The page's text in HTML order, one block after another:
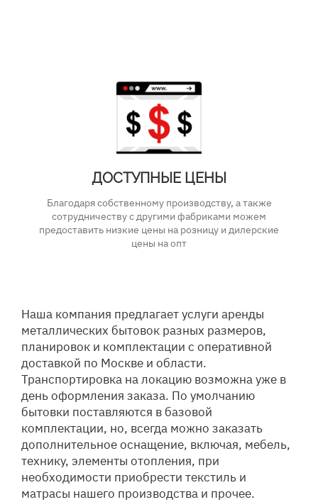
ДОСТУПНЫЕ ЦЕНЫ
Благодаря собственному производству, а также
сотрудничеству с другими фабриками можем
предоставить низкие цены на розницу и дилерские
цены на опт
Наша компания предлагает услуги аренды
металлических бытовок разных размеров,
планировок и комплектации с оперативной
доставкой по Москве и области.
Транспортировка на локацию возможна уже в
день оформления заказа. По умолчанию
бытовки поставляются в базовой
комплектации, но, всегда можно заказать
дополнительное оснащение, включая, мебель,
технику, элементы отопления, при
необходимости приобрести текстиль и
матрасы нашего производства и прочее.